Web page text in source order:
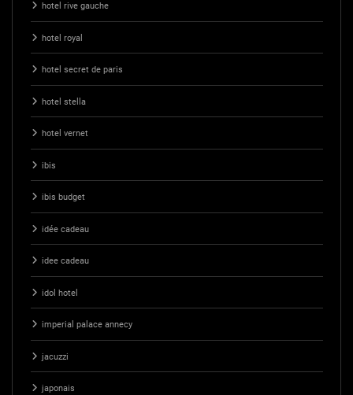
hotel rive gauche
hotel royal
hotel secret de paris
hotel stella
hotel vernet
ibis
ibis budget
idée cadeau
idee cadeau
idol hotel
imperial palace annecy
jacuzzi
japonais